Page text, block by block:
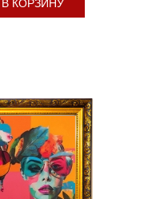
В КОРЗИНУ